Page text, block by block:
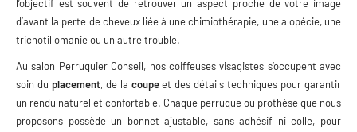
l’objectif est souvent de retrouver un aspect proche de votre image
d’avant la perte de cheveux liée à une chimiothérapie, une alopécie, une
trichotillomanie ou un autre trouble.
Au salon Perruquier Conseil, nos coiffeuses visagistes s’occupent avec
soin du placement, de la coupeet des détails techniques pour garantir
un rendu naturel et confortable. Chaque perruque ou prothèse que nous
proposons possède un bonnet ajustable, sans adhésif ni colle, pour